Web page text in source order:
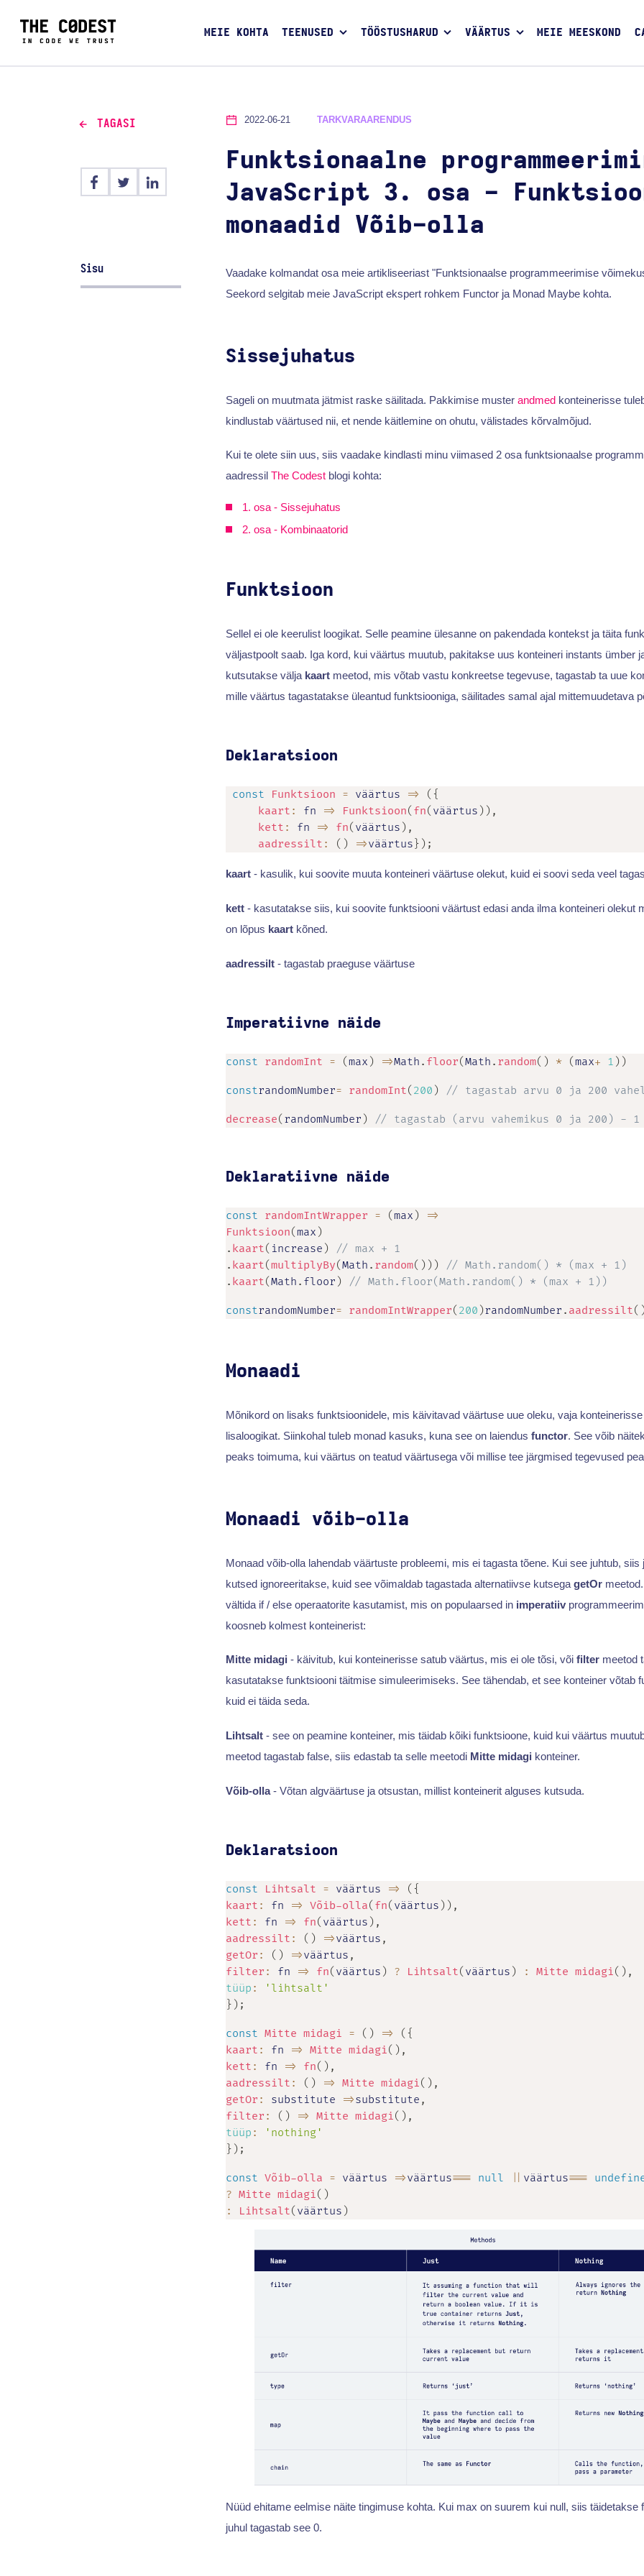
MEIE KOHTA TEENUSED TÖÖSTUSHARUD VÄÄRTUS MEIE MEESKOND
TAGASI
Sisu
2022-06-21 TARKVARAARENDUS
Funktsionaalne
JavaScript 3. osa -
monaadid Võib-olla
Vaadake kolmandat osa meie artikliseeriast "Funktsionaalse programmeerimise
Seekord selgitab meie JavaScript ekspert rohkem Functor ja Monad Maybe kohta.
Sissejuhatus
Sageli on muutmata jätmist raske säilitada. Pakkimise muster andmedkonteinerisse
kindlustab väärtused nii, et nende käitlemine on ohutu, välistades kõrvalmõjud.
Kui te olete siin uus, siis vaadake kindlasti minu viimased 2 osa funktsionaalse
aadressil The Codestblogi kohta:
1. osa - Sissejuhatus
2. osa - Kombinaatorid
Funktsioon
Sellel ei ole keerulist loogikat. Selle peamine ülesanne on pakendada kontekst ja täita
väljastpoolt saab. Iga kord, kui väärtus muutub, pakitakse uus konteineri instants ümber
kutsutakse välja kaartmeetod, mis võtab vastu konkreetse tegevuse, tagastab ta uue
mille väärtus tagastatakse üleantud funktsiooniga, säilitades samal ajal mittemuudetava
Deklaratsioon
const Funktsioon = väärtus => ( {
kaart : fn => Funktsioon( fn( väärtus ) ) ,
kett : fn => fn( väärtus ) ,
aadressilt : ( ) =>väärtus } ) ;
kaart- kasulik, kui soovite muuta konteineri väärtuse olekut, kuid ei soovi seda veel
kett- kasutatakse siis, kui soovite funktsiooni väärtust edasi anda ilma konteineri olekut
on lõpus kaartkõned.
aadressilt- tagastab praeguse väärtuse
Imperatiivne näide
const randomInt = (max ) =>Math . floor(Math . random( ) * (max+ 1 ) )
constrandomNumber= randomInt( 200 ) // tagastab arvu 0 ja 200
decrease( randomNumber ) // tagastab (arvu vahemikus 0 ja 200) - 1
Deklaratiivne näide
const randomIntWrapper = (max )
=>
Funktsioon(max )
. kaart( increase )
// max + 1
. kaart(multiplyBy(Math . random( ) ) )
// Math.random() * (max + 1)
. kaart(Math . floor ) // Math.floor(Math.random() * (max + 1))
constrandomNumber= randomIntWrapper( 200 )randomNumber . aadressilt(
Monaadi
Mõnikord on lisaks funktsioonidele, mis käivitavad väärtuse uue oleku, vaja
lisaloogikat. Siinkohal tuleb monad kasuks, kuna see on laiendus functor. See võib
peaks toimuma, kui väärtus on teatud väärtusega või millise tee järgmised tegevused
Monaadi võib-olla
Monaad võib-olla lahendab väärtuste probleemi, mis ei tagasta tõene. Kui see juhtub,
kutsed ignoreeritakse, kuid see võimaldab tagastada alternatiivse kutsega getOrmeetod.
vältida if / else operaatorite kasutamist, mis on populaarsed in imperatiiv
koosneb kolmest konteinerist:
Mitte midagi - käivitub, kui konteinerisse satub väärtus, mis ei ole tõsi, või filtermeetod
kasutatakse funktsiooni täitmise simuleerimiseks. See tähendab, et see konteiner võtab
kuid ei täida seda.
Lihtsalt- see on peamine konteiner, mis täidab kõiki funktsioone, kuid kui väärtus
meetod tagastab false, siis edastab ta selle meetodi Mitte midagi konteiner.
Võib-olla- Võtan algväärtuse ja otsustan, millist konteinerit alguses kutsuda.
Deklaratsioon
const Lihtsalt = väärtus => ( {
kaart : fn => Võib-olla( fn( väärtus ) ) ,
kett : fn => fn( väärtus ) ,
aadressilt : ( ) =>väärtus ,
getOr : ( ) =>väärtus ,
filter : fn => fn( väärtus ) ? Lihtsalt( väärtus ) : Mitte midagi( ) ,
tüüp :
'lihtsalt'
} ) ;
const Mitte midagi = ( ) => ( {
kaart : fn => Mitte midagi( ) ,
kett : fn => fn( ) ,
aadressilt : ( ) => Mitte midagi( ) ,
getOr : substitute =>substitute ,
filter : ( ) => Mitte midagi( ) ,
tüüp :
'nothing'
} ) ;
const Võib-olla = väärtus =>väärtus=== null väärtus===
? Mitte midagi( )
:
Lihtsalt( väärtus )
Nüüd ehitame eelmise näite tingimuse kohta. Kui max on suurem kui null, siis täidetakse
juhul tagastab see 0.